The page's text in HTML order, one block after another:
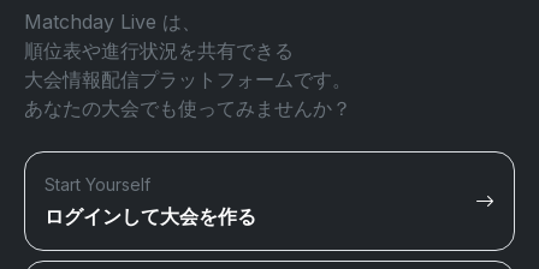
Matchday Live は、
順位表や進行状況を共有できる
大会情報配信プラットフォームです。
あなたの大会でも使ってみませんか？
Start Yourself
ログインして大会を作る